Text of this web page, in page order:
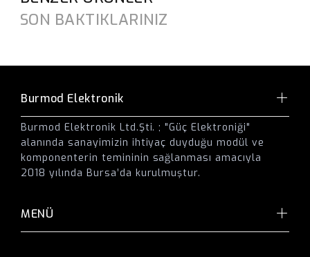
SON BAKTIKLARINIZ
Burmod Elektronik
Burmod Elektronik Ltd.Şti. ; "Güç Elektroniği"
alanında sanayimizin ihtiyaç duyduğu modül ve
komponenterin temininin sağlanması amacıyla
2018 yılında Bursa’da kurulmuştur.
MENÜ